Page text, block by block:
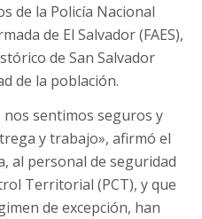
de la Policía Nacional
de El Salvador (FAES),
de San Salvador
de la población.
sentimos seguros y
y trabajo», afirmó el
al personal de seguridad
Territorial (PCT), y que
de excepción, han